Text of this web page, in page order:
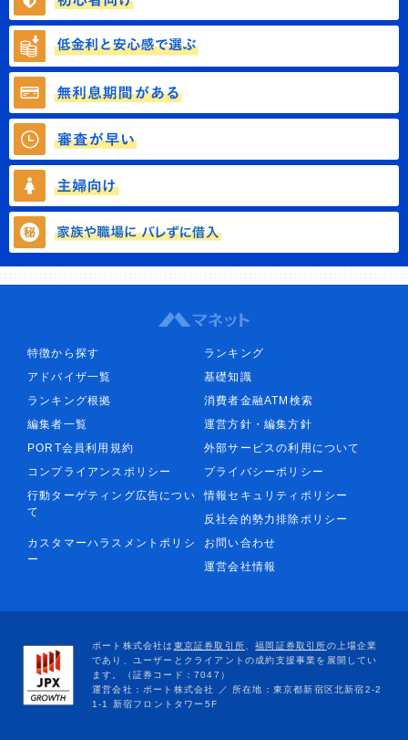
特徴から探す
ランキング
アドバイザ一覧
基礎知識
ランキング根拠
消費者金融ATM検索
編集者一覧
運営方針・編集方針
PORT会員利用規約
外部サービスの利用について
コンプライアンスポリシー
プライバシーポリシー
行動ターゲティング広告につい
て
情報セキュリティポリシー
反社会的勢力排除ポリシー
カスタマーハラスメントポリシ
ー
お問い合わせ
運営会社情報